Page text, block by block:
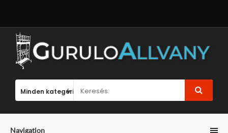
Navigation